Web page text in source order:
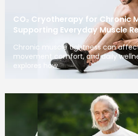
CO₂ Cryotherapy for Chronic
Supporting Everyday Muscle
Chronic muscle tightness can
movement comfort, and daily
explores how